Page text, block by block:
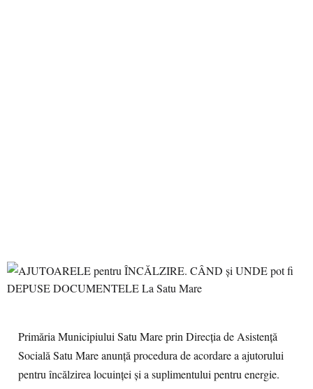
Primăria Municipiului Satu Mare prin Direcția de Asistență
Socială Satu Mare anunță procedura de acordare a ajutorului
pentru încălzirea locuinței și a suplimentului pentru energie.